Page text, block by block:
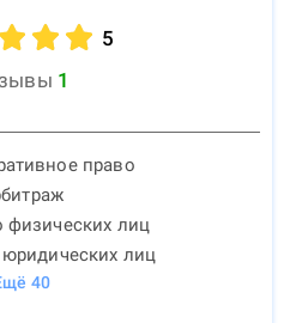
5
1
право
физических лиц
юридических лиц
40